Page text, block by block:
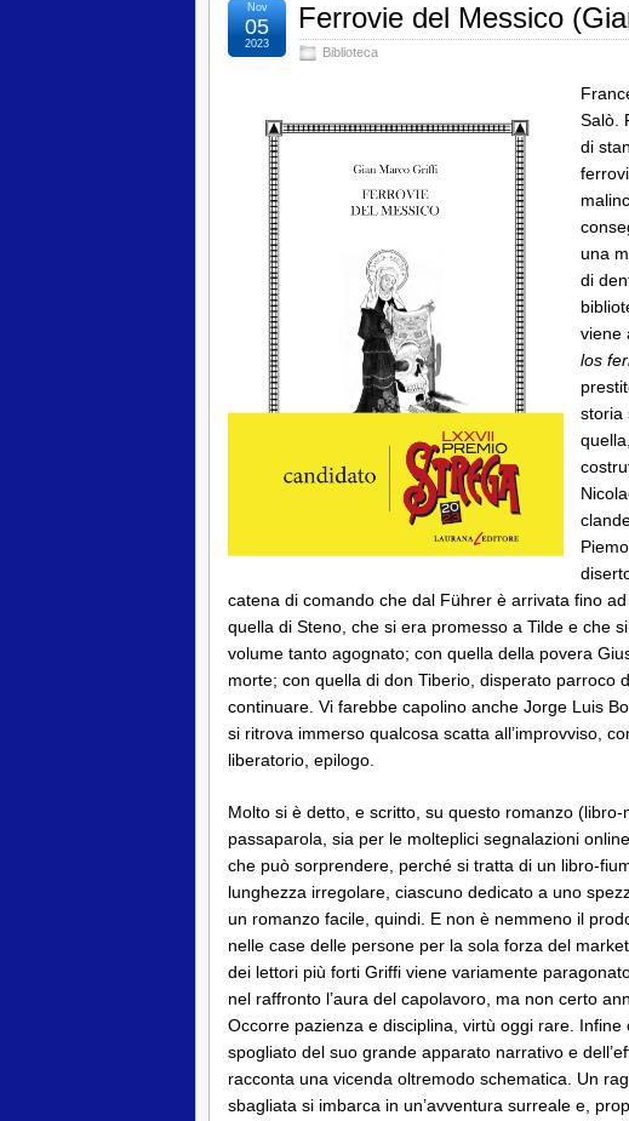
Ferrovie del Messico
Biblioteca
Nov
05
2023
Salò.
di
una
di
viene
los
storia
catena di comando che dal Führer è arrivata fino
quella di Steno, che si era promesso a Tilde e che
volume tanto agognato; con quella della povera
morte; con quella di don Tiberio, disperato parroco
continuare. Vi farebbe capolino anche Jorge Luis
si ritrova immerso qualcosa scatta all’improvviso,
liberatorio, epilogo.
Molto si è detto, e scritto, su questo romanzo
passaparola, sia per le molteplici segnalazioni
che può sorprendere, perché si tratta di un libro-
lunghezza irregolare, ciascuno dedicato a uno
un romanzo facile, quindi. E non è nemmeno il
nelle case delle persone per la sola forza del
dei lettori più forti Griffi viene variamente
nel raffronto l’aura del capolavoro, ma non certo
Occorre pazienza e disciplina, virtù oggi rare. Infine
spogliato del suo grande apparato narrativo e
racconta una vicenda oltremodo schematica. Un
sbagliata si imbarca in un’avventura surreale e,